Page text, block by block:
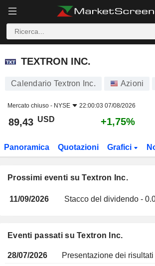
TEXTRON INC.
TEXTRON INC.
Calendario Textron Inc. Azioni
Mercato chiuso - NYSE 22:00:03 07/08/2026
89,43 USD +1,75%
Panoramica Quotazioni Grafici
Prossimi eventi su Textron Inc.
11/09/2026 Stacco del dividendo -
Eventi passati su Textron Inc.
28/07/2026
Presentazione dei risultati